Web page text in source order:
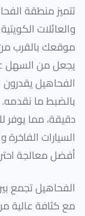
تتميز منطقة
والعائلات
موقعك بالقرب
يجعل من السهل
الفحاهيل يقدرون
دقيقة، مما يوفر
السيارات
أفضل معالجة
الفحاهيل تجمع
مع كثافة عالية